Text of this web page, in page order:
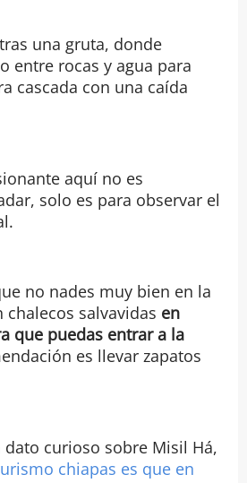
una gruta, donde
entre rocas y agua para
cascada con una caída
aquí no es
solo es para observar el
no nades muy bien en la
salvavidas en
que puedas entrar a la
es llevar zapatos
curioso sobre Misil Há,
chiapas es que en